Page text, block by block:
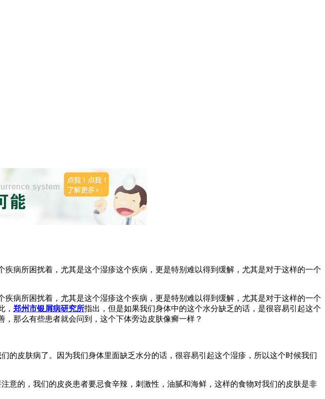
病所困扰着，尤其是这个湿疹这个疾病，更是特别难以得到缓解，尤其是对于这样的一个
病所困扰着，尤其是这个湿疹这个疾病，更是特别难以得到缓解，尤其是对于这样的一个
， 郑州市银屑病研究所指出，但是如果我们身体中的这个水分缺乏的话，是很容易引起这个
那么有些患者就会问到，这个下体旁边皮肤像癣一样？
的皮肤病了。因为我们身体里面缺乏水分的话，很容易引起这个湿疹，所以这个时候我们
意的，我们的皮炎患者要忌食辛辣，刺激性，油腻和海鲜，这样的食物对我们的皮肤是非